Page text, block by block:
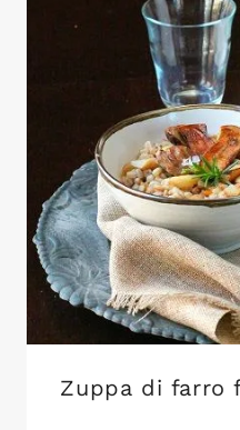
Zuppa di farro